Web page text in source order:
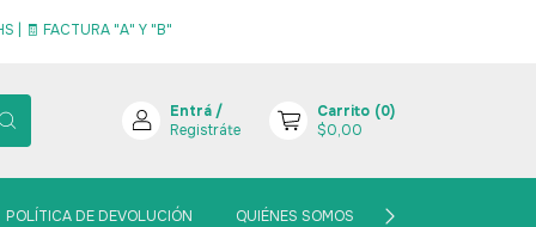
| 🧾 FACTURA "A" Y "B"
Entrá /
Registráte
Carrito (0)
$0,00
POLÍTICA DE DEVOLUCIÓN QUIÉNES SOMOS